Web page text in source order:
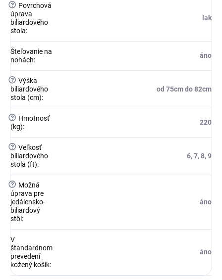
?
Povrchová
úprava
biliardového
stola:
lak
Šteľovanie na
nohách:
áno
? Výška
biliardového
stola (cm):
od 75cm do 82cm
?
Hmotnosť
(kg):
220
? Veľkosť
biliardového
stola (ft):
6, 7, 8, 9
?
Možná
úprava pre
jedálensko-
biliardový
stôl :
áno
V
štandardnom
prevedení
kožený košík:
áno